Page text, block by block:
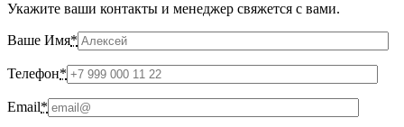
Укажите ваши контакты и менеджер свяжется с вами.
Ваше Имя*
Телефон*
Email*